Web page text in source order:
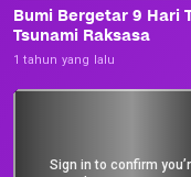
Bumi Bergetar 9 Hari
Tsunami Raksasa
1 tahun yang lalu